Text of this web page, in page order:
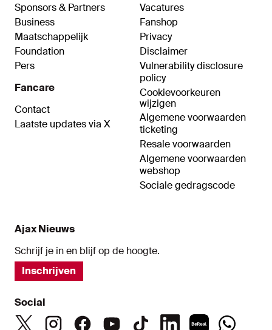
Sponsors & Partners
Business
Maatschappelijk
Foundation
Pers
Fancare
Contact
Laatste updates via X
Vacatures
Fanshop
Privacy
Disclaimer
Vulnerability disclosure
policy
Cookievoorkeuren
wijzigen
Algemene voorwaarden
ticketing
Resale voorwaarden
Algemene voorwaarden
webshop
Sociale gedragscode
Ajax Nieuws
Schrijf je in en blijf op de hoogte.
Inschrijven
Social